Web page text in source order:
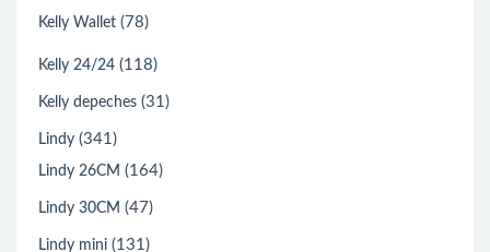
Kelly Wallet (78)
Kelly 24/24 (118)
Kelly depeches (31)
Lindy (341)
Lindy 26CM (164)
Lindy 30CM (47)
Lindy mini (131)